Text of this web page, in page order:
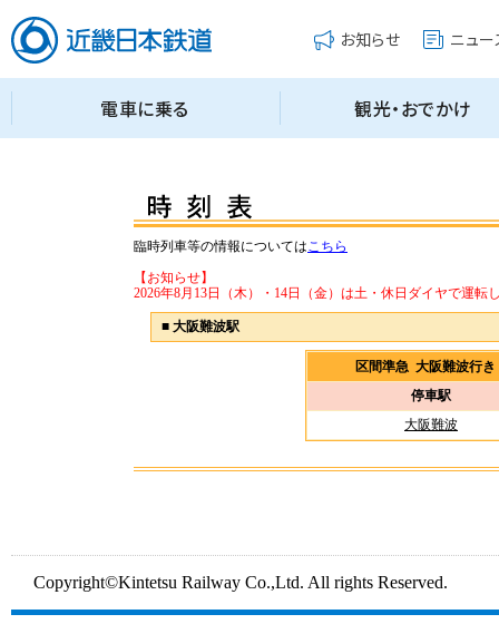
臨時列車等の情報についてはこちら
【お知らせ】
2026年8月13日（木）・14日（金）は土・休日ダイヤで運転
■ 大阪難波駅
区間準急 大阪難波行
停車駅
大阪難波